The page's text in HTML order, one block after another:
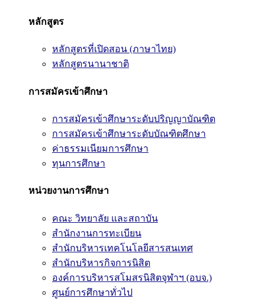
หลักสูตร
หลักสูตรที่เปิดสอน (ภาษาไทย)
หลักสูตรนานาชาติ
การสมัครเข้าศึกษา
การสมัครเข้าศึกษาระดับปริญญาบัณฑิต
การสมัครเข้าศึกษาระดับบัณฑิตศึกษา
ค่าธรรมเนียมการศึกษา
ทุนการศึกษา
หน่วยงานการศึกษา
คณะ วิทยาลัย และสถาบัน
สำนักงานการทะเบียน
สำนักบริหารเทคโนโลยีสารสนเทศ
สำนักบริหารกิจการนิสิต
องค์การบริหารสโมสรนิสิตจุฬาฯ (อบจ.)
ศูนย์การศึกษาทั่วไป